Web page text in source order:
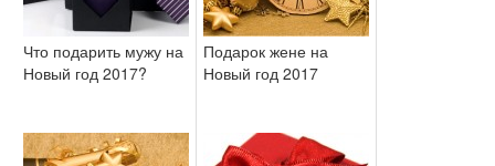
Что подарить мужу на
Новый год 2017?
Подарок жене на
Новый год 2017